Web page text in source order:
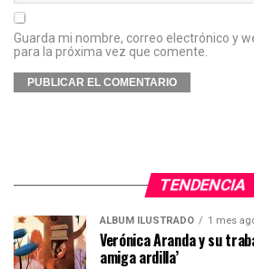
Guarda mi nombre, correo electrónico y
para la próxima vez que comente.
TENDENCIA
ÁLBUM ILUSTRADO 1 mes
Verónica Aranda y su
amiga ardilla’